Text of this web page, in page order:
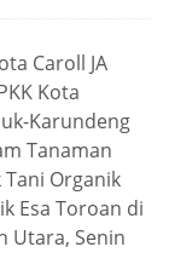
Caroll JA
Kota
Karundeng
Tanaman
Organik
Esa Toroan di
Utara, Senin